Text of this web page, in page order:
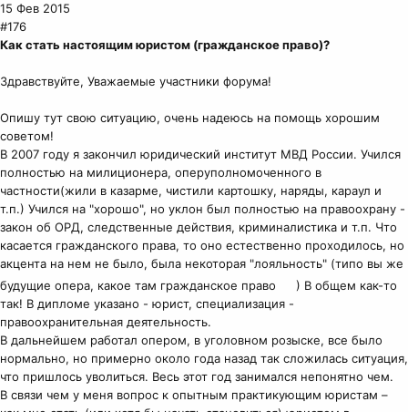
15 Фев 2015
#176
Как стать настоящим юристом (гражданское право)?
Здравствуйте, Уважаемые участники форума!
Опишу тут свою ситуацию, очень надеюсь на помощь хорошим
советом!
В 2007 году я закончил юридический институт МВД России. Учился
полностью на милиционера, оперуполномоченного в
частности(жили в казарме, чистили картошку, наряды, караул и
т.п.) Учился на "хорошо", но уклон был полностью на правоохрану -
закон об ОРД, следственные действия, криминалистика и т.п. Что
касается гражданского права, то оно естественно проходилось, но
акцента на нем не было, была некоторая "лояльность" (типо вы же
будущие опера, какое там гражданское право
) В общем как-то
так! В дипломе указано - юрист, специализация -
правоохранительная деятельность.
В дальнейшем работал опером, в уголовном розыске, все было
нормально, но примерно около года назад так сложилась ситуация,
что пришлось уволиться. Весь этот год занимался непонятно чем.
В связи чем у меня вопрос к опытным практикующим юристам –